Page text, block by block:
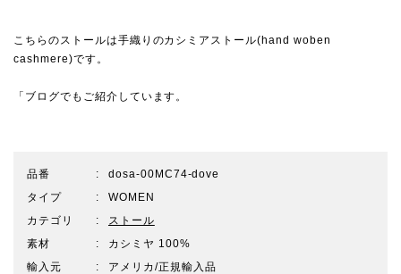
こちらのストールは手織りのカシミアストール(hand woben
cashmere)です。
「ブログでもご紹介しています。
品番
dosa-00MC74-dove
タイプ
WOMEN
カテゴリ
ストール
素材
カシミヤ 100%
輸入元
アメリカ/正規輸入品